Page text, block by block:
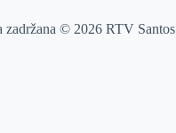
zadržana © 2026 RTV